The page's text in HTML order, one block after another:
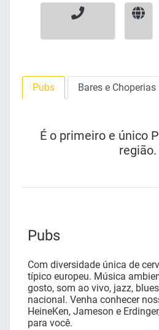
Pubs Bares e Choperias
É o primeiro e único
região.
Pubs
Com diversidade única de
típico europeu. Música
gosto, som ao vivo, jazz,
nacional. Venha conhecer
HeineKen, Jameson e
para você.